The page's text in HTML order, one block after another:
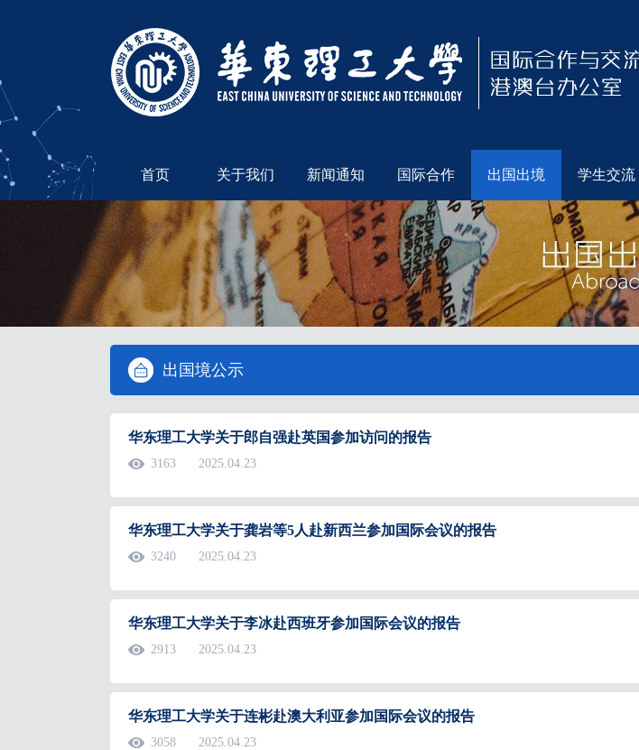
首页 关于我们 新闻通知 国际合作 出国出境 学生交流
出国境公示
华东理工大学关于郎自强赴英国参加访问的报告
3163 2025.04.23
华东理工大学关于龚岩等5人赴新西兰参加国际会议的报告
3240 2025.04.23
华东理工大学关于李冰赴西班牙参加国际会议的报告
2913 2025.04.23
华东理工大学关于连彬赴澳大利亚参加国际会议的报告
3058 2025.04.23